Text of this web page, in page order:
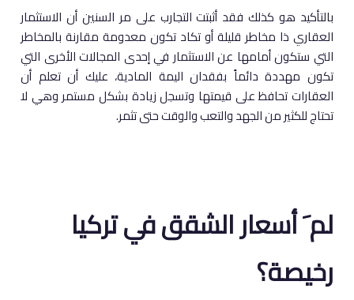
بالتأكيد هو كذلك فقد أثبتت التجارب على مر السنين أن الاستثمار
العقاري ذا مخاطر قليلة أو تكاد تكون معدومة مقارنة بالمخاطر
التي ستكون أمامها عن الاستثمار في إحدى المجالات الأخرى التي
تكون مهددة دائماً بفقدان اليمة المادية، عليك أن تعلم أن
العقارات تحافظ على قيمتها وتسجل زيادة بشكل مستمر وهي لا
تحتاج للكثير من الجهد والتعب والوقت حتى تثمر.
لم َ أسعار الشقق في تركيا
رخيصة؟